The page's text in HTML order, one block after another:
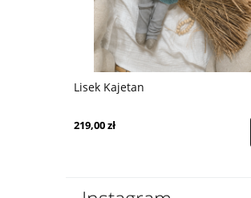
Lisek Kajetan
219,00 zł